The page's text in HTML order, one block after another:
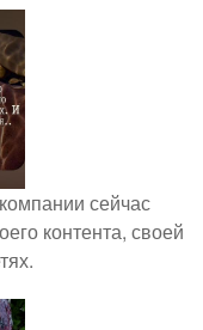
сейчас
контента, своей